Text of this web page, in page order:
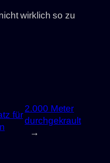
wirklich so zu
für
2.000 Meter
durchgekrault
→